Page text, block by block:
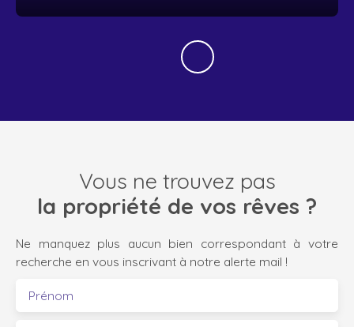
Vous ne trouvez pas
la propriété de vos rêves ?
Ne manquez plus aucun bien correspondant à votre
recherche en vous inscrivant à notre alerte mail !
Prénom